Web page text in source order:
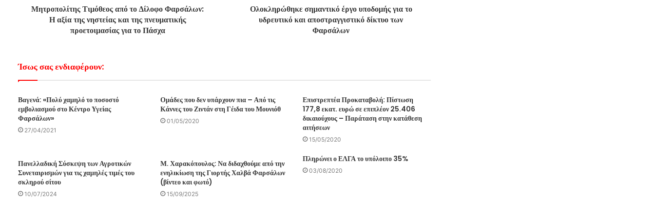
Μητροπολίτης Τιμόθεος από το Δίλοφο Φαρσάλων:
Η αξία της νηστείας και της πνευματικής
προετοιμασίας για το Πάσχα
Ολοκληρώθηκε σημαντικό έργο υποδομής για το
υδρευτικό και αποστραγγιστικό δίκτυο των
Φαρσάλων
Ίσως σας ενδιαφέρουν:
Βαγενά: «Πολύ χαμηλό το ποσοστό
εμβολιασμού στο Κέντρο Υγείας
Φαρσάλων»
27/04/2021
Ομάδες που δεν υπάρχουν πια – Από τις
Κάννες του Ζιντάν στη Γέιδα του Μουνιόθ
01/05/2020
Επιστρεπτέα Προκαταβολή: Πίστωση
177,8 εκατ. ευρώ σε επιπλέον 25.406
δικαιούχους – Παράταση στην κατάθεση
αιτήσεων
15/05/2020
Πανελλαδική Σύσκεψη των Αγροτικών
Συνεταιρισμών για τις χαμηλές τιμές του
σκληρού σίτου
10/07/2024
Μ. Χαρακόπουλος: Να διδαχθούμε από την
ενηλικίωση της Γιορτής Χαλβά Φαρσάλων
(βίντεο και φωτό)
15/09/2025
Πληρώνει ο ΕΛΓΑ το υπόλοιπο 35%
03/08/2020